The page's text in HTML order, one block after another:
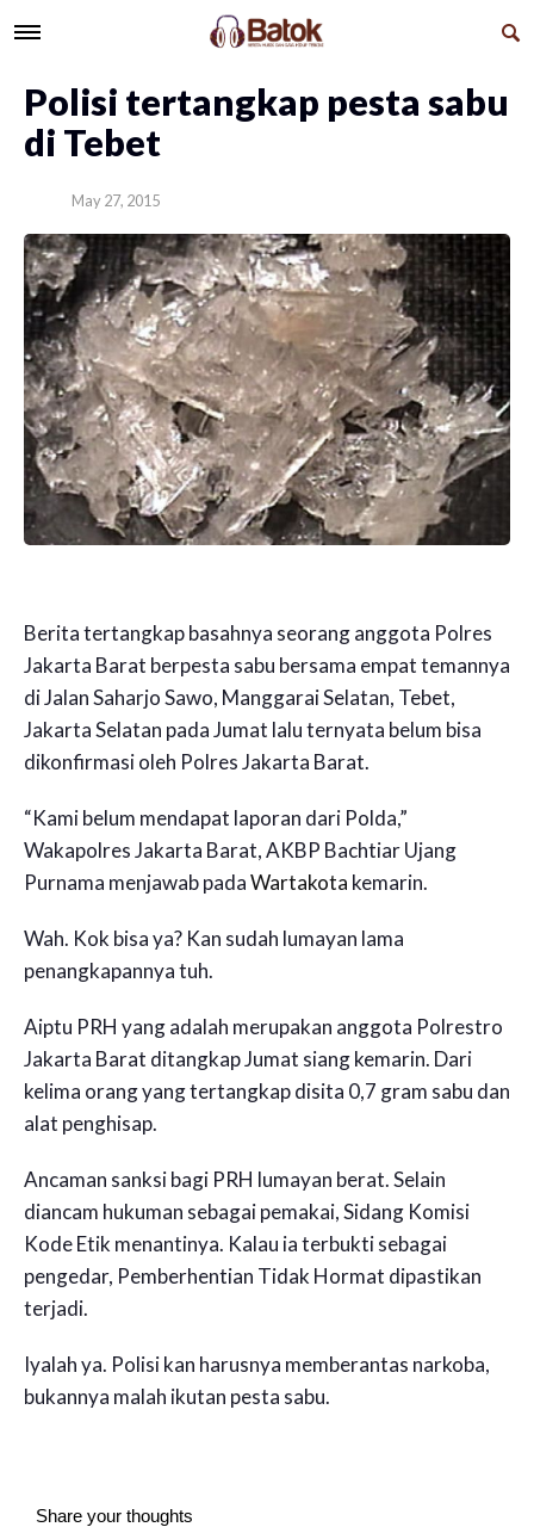
Polisi tertangkap pesta sabu
di Tebet
May 27, 2015
Berita tertangkap basahnya seorang anggota Polres
Jakarta Barat berpesta sabu bersama empat temannya
di Jalan Saharjo Sawo, Manggarai Selatan, Tebet,
Jakarta Selatan pada Jumat lalu ternyata belum bisa
dikonfirmasi oleh Polres Jakarta Barat.
“Kami belum mendapat laporan dari Polda,”
Wakapolres Jakarta Barat, AKBP Bachtiar Ujang
Purnama menjawab padaWartakota kemarin.
Wah. Kok bisa ya? Kan sudah lumayan lama
penangkapannya tuh.
Aiptu PRH yang adalah merupakan anggota Polrestro
Jakarta Barat ditangkap Jumat siang kemarin. Dari
kelima orang yang tertangkap disita 0,7 gram sabu dan
alat penghisap.
Ancaman sanksi bagi PRH lumayan berat. Selain
diancam hukuman sebagai pemakai, Sidang Komisi
Kode Etik menantinya. Kalau ia terbukti sebagai
pengedar, Pemberhentian Tidak Hormat dipastikan
terjadi.
Iyalah ya. Polisi kan harusnya memberantas narkoba,
bukannya malah ikutan pesta sabu.
Share your thoughts